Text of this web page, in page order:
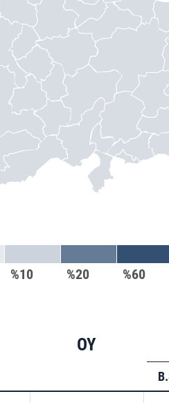
%10 %20 %60
OY